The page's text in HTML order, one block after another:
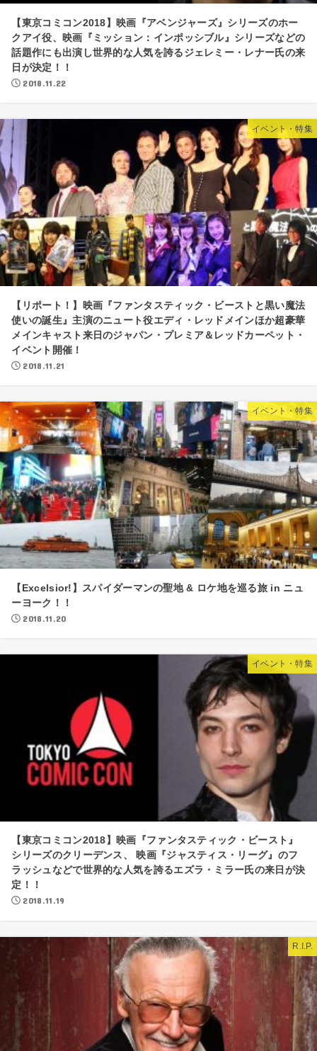
【東京コミコン2018】映画『アベンジャーズ』シリーズのホー
クアイ役、映画『ミッション：インポッシブル』シリーズなどの
話題作にも出演し世界的な人気を誇るジェレミー・レナー氏の来
日が決定！！
2018.11.22
イベント・特集
【リポート！】映画『ファンタスティック・ビーストと黒い魔法
使いの誕生』主演のニュート役エディ・レッドメインほか超豪華
メインキャスト来日のジャパン・プレミア＆レッドカーペット・
イベント開催！
2018.11.21
イベント・特集
【Excelsior!】スパイダーマンの聖地 & ロケ地を巡る旅 in ニュ
ーヨーク！！
2018.11.20
イベント・特集
【東京コミコン2018】映画『ファンタスティック・ビースト』
シリーズのクリーデンス、 映画『ジャスティス・リーグ』のフ
ラッシュなどで世界的な人気を誇るエズラ・ミラー氏の来日が決
定！！
2018.11.19
R.I.P.